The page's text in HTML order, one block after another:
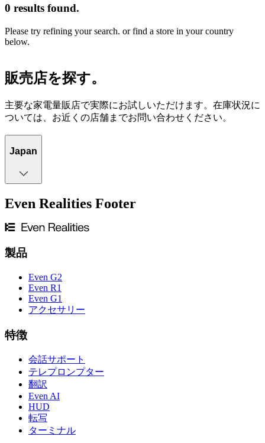
販売店を探す。
主要な家電量販店で実際にお試しいただけます。在庫状況に
Japan
Even Realities Footer
製品
Even G2
Even R1
Even G1
会話サポート
テレプロンプター
翻訳
ターミナル
テクノロジー
Even HAO™
TriSync接続
デジタルデザインされたフレーム